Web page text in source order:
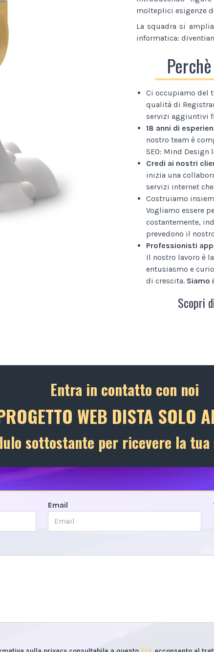
molteplici esigenze
La squadra si
informatica:
Ci occupiamo del
qualità di
servizi aggiuntivi
18 anni di
nostro team è
SEO: Mind Design
Credi ai nostri
inizia una
servizi internet
Costruiamo
Vogliamo essere
costantemente,
prevedono il
Professionisti
Il nostro lavoro è
entusiasmo e
di crescita. Siamo
Scopri
Entra in contatto con noi
WEB DISTA SOLO
sottostante per ricevere la tua
Email